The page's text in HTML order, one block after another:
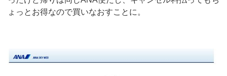
ょっとお得なので買いなおすことに。